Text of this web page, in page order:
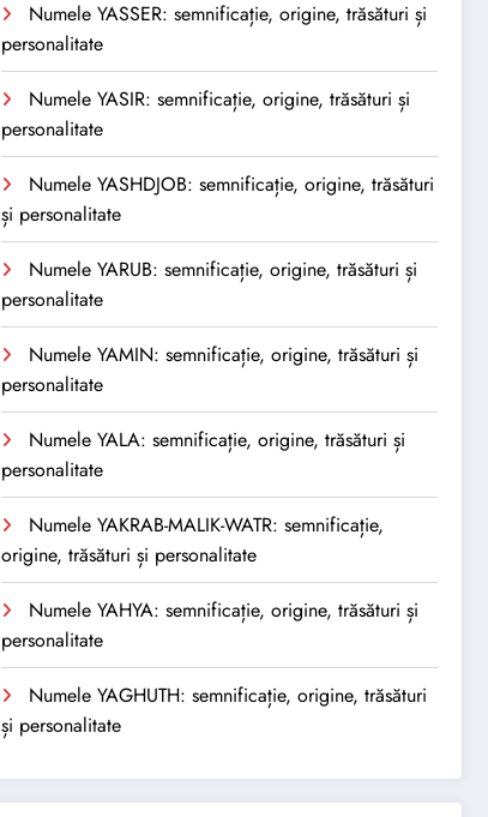
Numele YASSER: semnificație, origine, trăsături și
personalitate
Numele YASIR: semnificație, origine, trăsături și
personalitate
Numele YASHDJOB: semnificație, origine, trăsături
și personalitate
Numele YARUB: semnificație, origine, trăsături și
personalitate
Numele YAMIN: semnificație, origine, trăsături și
personalitate
Numele YALA: semnificație, origine, trăsături și
personalitate
Numele YAKRAB-MALIK-WATR: semnificație,
origine, trăsături și personalitate
Numele YAHYA: semnificație, origine, trăsături și
personalitate
Numele YAGHUTH: semnificație, origine, trăsături
și personalitate